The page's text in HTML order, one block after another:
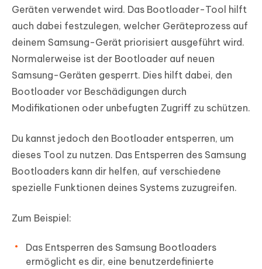
Geräten verwendet wird. Das Bootloader-Tool hilft
auch dabei festzulegen, welcher Geräteprozess auf
deinem Samsung-Gerät priorisiert ausgeführt wird.
Normalerweise ist der Bootloader auf neuen
Samsung-Geräten gesperrt. Dies hilft dabei, den
Bootloader vor Beschädigungen durch
Modifikationen oder unbefugten Zugriff zu schützen.
Du kannst jedoch den Bootloader entsperren, um
dieses Tool zu nutzen. Das Entsperren des Samsung
Bootloaders kann dir helfen, auf verschiedene
spezielle Funktionen deines Systems zuzugreifen.
Zum Beispiel:
Das Entsperren des Samsung Bootloaders
ermöglicht es dir, eine benutzerdefinierte